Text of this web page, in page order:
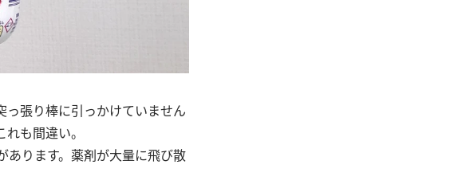
張り棒に引っかけていません
も間違い。
あります。薬剤が大量に飛び散